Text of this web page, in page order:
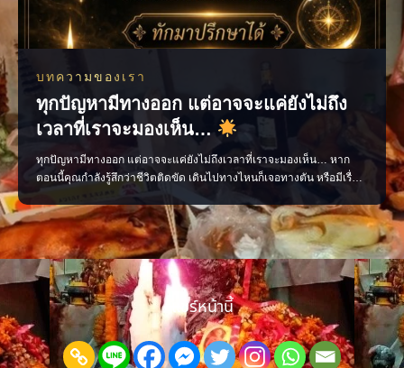
บทความของเรา
ทุกปัญหามีทางออก แต่อาจจะแค่ยังไม่ถึง
เวลาที่เราจะมองเห็น…
ทุกปัญหามีทางออก แต่อาจจะแค่ยังไม่ถึงเวลาที่เราจะมองเห็น… หาก
ตอนนี้คุณกำลังรู้สึกว่าชีวิตติดขัด เดินไปทางไหนก็เจอทางตัน หรือมีเรื่อง
สำคัญที่ต้องเลือก แต่ตัดสินใจไม่ถูกสักที อย่าเพิ่งหมดหวังนะครับ ลองเปิด
ใจให้คำทำนายช่วยชี้แนะแนวทาง เสริมกำลังใจ และเติมพลังบวก เพื่อให้
คุณพร้อมก้าวเดินต่อไปข้างห
แชร์หน้านี้